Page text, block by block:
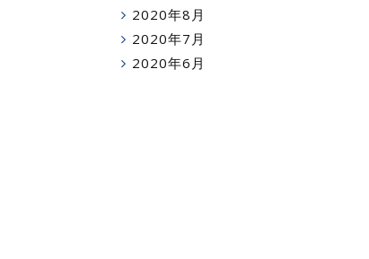
2020年8月
2020年7月
2020年6月